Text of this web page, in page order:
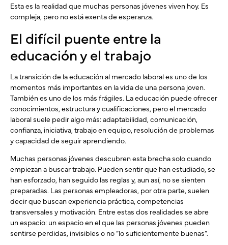
Esta es la realidad que muchas personas jóvenes viven hoy. Es
compleja, pero no está exenta de esperanza.
El difícil puente entre la
educación y el trabajo
La transición de la educación al mercado laboral es uno de los
momentos más importantes en la vida de una persona joven.
También es uno de los más frágiles. La educación puede ofrecer
conocimientos, estructura y cualificaciones, pero el mercado
laboral suele pedir algo más: adaptabilidad, comunicación,
confianza, iniciativa, trabajo en equipo, resolución de problemas
y capacidad de seguir aprendiendo.
Muchas personas jóvenes descubren esta brecha solo cuando
empiezan a buscar trabajo. Pueden sentir que han estudiado, se
han esforzado, han seguido las reglas y, aun así, no se sienten
preparadas. Las personas empleadoras, por otra parte, suelen
decir que buscan experiencia práctica, competencias
transversales y motivación. Entre estas dos realidades se abre
un espacio: un espacio en el que las personas jóvenes pueden
sentirse perdidas, invisibles o no “lo suficientemente buenas”.